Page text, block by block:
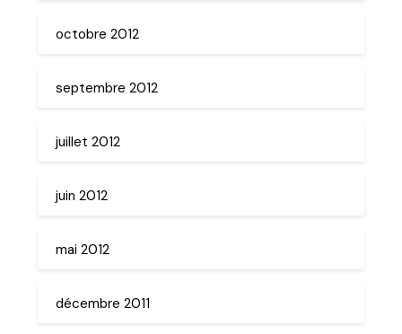
octobre 2012
septembre 2012
juillet 2012
juin 2012
mai 2012
décembre 2011